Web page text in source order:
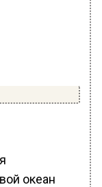
океан